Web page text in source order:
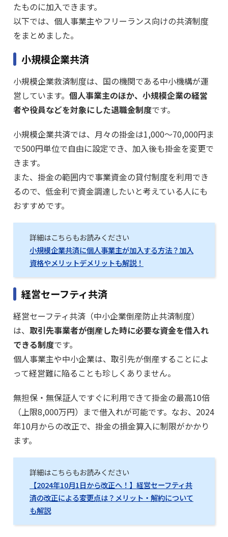
たものに加入できます。
以下では、個人事業主やフリーランス向けの共済制度
をまとめました。
小規模企業共済
小規模企業救済制度は、国の機関である中小機構が運
営しています。 個人事業主のほか、小規模企業の経営
者や役員などを対象にした退職金制度です。
小規模企業共済では、月々の掛金は1,000～70,000円ま
で500円単位で自由に設定でき、加入後も掛金を変更で
きます。
また、掛金の範囲内で事業資金の貸付制度を利用でき
るので、低金利で資金調達したいと考えている人にも
おすすめです。
詳細はこちらもお読みください
小規模企業共済に個人事業主が加入する方法？加入
資格やメリットデメリットも解説！
経営セーフティ共済
経営セーフティ共済（中小企業倒産防止共済制度）
は、 取引先事業者が倒産した時に必要な資金を借入れ
できる制度です。
個人事業主や中小企業は、取引先が倒産することによ
って経営難に陥ることも珍しくありません。
無担保・無保証人ですぐに利用できて掛金の最高10倍
（上限8,000万円）まで借入れが可能です。なお、2024
年10月からの改正で、掛金の損金算入に制限がかかり
ます。
詳細はこちらもお読みください
【2024年10月1日から改正へ！】経営セーフティ共
済の改正による変更点は？メリット・解約について
も解説